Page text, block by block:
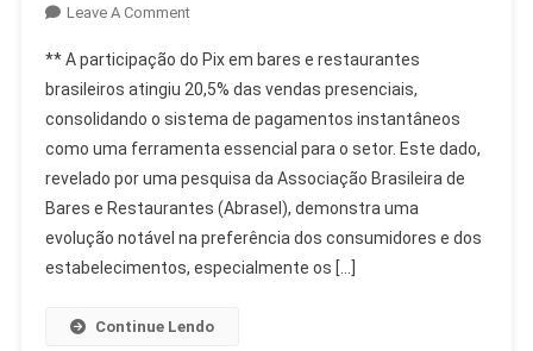
Leave A CommentOn
Cresce
Em
Bares
E
Restaurantes,
Superando
Dinheiro
** A participação do Pix em bares e restaurantes
brasileiros atingiu 20,5% das vendas presenciais,
consolidando o sistema de pagamentos instantâneos
como uma ferramenta essencial para o setor. Este dado,
revelado por uma pesquisa da Associação Brasileira de
Bares e Restaurantes (Abrasel), demonstra uma
evolução notável na preferência dos consumidores e dos
estabelecimentos, especialmente os […]
Continue Lendo